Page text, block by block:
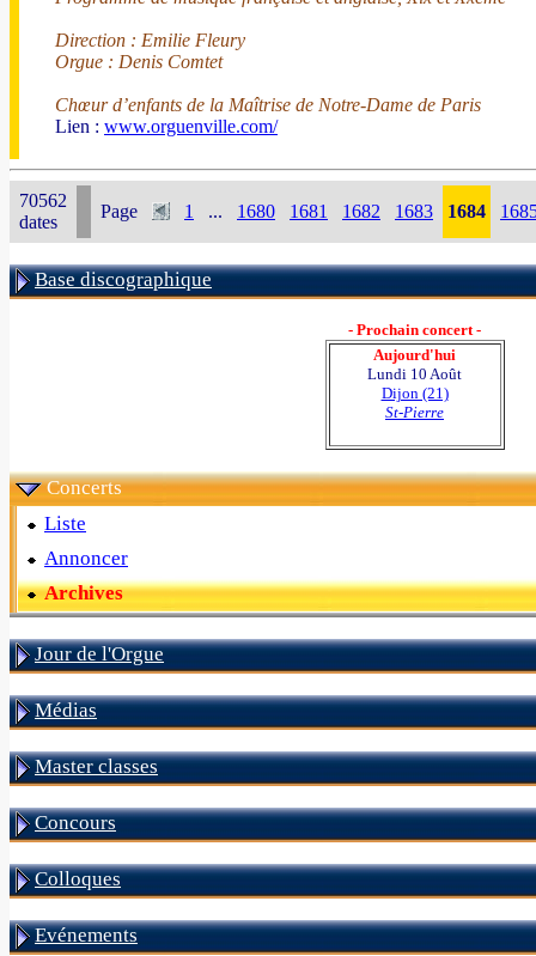
Direction : Emilie Fleury
Orgue : Denis Comtet
Chœur d’enfants de la Maîtrise de Notre-Dame de Paris
Lien : www.orguenville.com/
70562
dates
Page 1 ... 1680 1681 1682 1683 1684
Base discographique
- Prochain concert -
Aujourd'hui
Lundi 10 Août
Dijon (21)
St-Pierre
Concerts
Liste
Annoncer
Archives
Jour de l'Orgue
Médias
Master classes
Concours
Colloques
Evénements